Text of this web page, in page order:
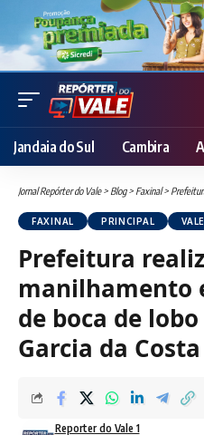
Jandaia do Sul Cambira
Jornal Repórter do Vale> Blog> Faxinal> Prefeitura
FAXINAL PRINCIPAL
Prefeitura
manilhamento
de boca de
Garcia da Costa
Reporter do Vale 1